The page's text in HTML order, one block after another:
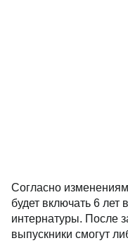
Согласно
будет включать 6 лет
интернатуры. После
выпускники смогут